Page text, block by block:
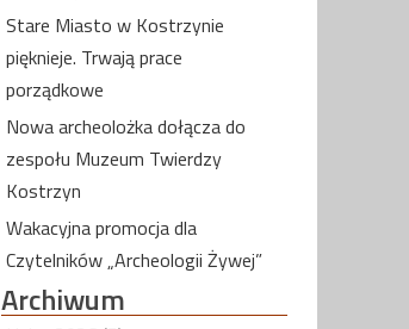
Stare Miasto w Kostrzynie
pięknieje. Trwają prace
porządkowe
Nowa archeolożka dołącza do
zespołu Muzeum Twierdzy
Kostrzyn
Wakacyjna promocja dla
Czytelników „Archeologii Żywej”
Archiwum